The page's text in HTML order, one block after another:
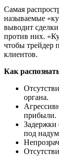
Самая
называемые
выводит
против них.
чтобы трейдер
клиентов.
Как
органа.
прибыли.
Задержки
под